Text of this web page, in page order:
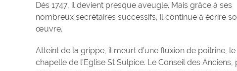
Dés 1747, il devient presque aveugle. Mais grâce à ses
nombreux secrétaires successifs, il continue à écrire
œuvre.
Atteint de la grippe, il meurt d’une fluxion de poitrine,
chapelle de l’Eglise St Sulpice. Le Conseil des